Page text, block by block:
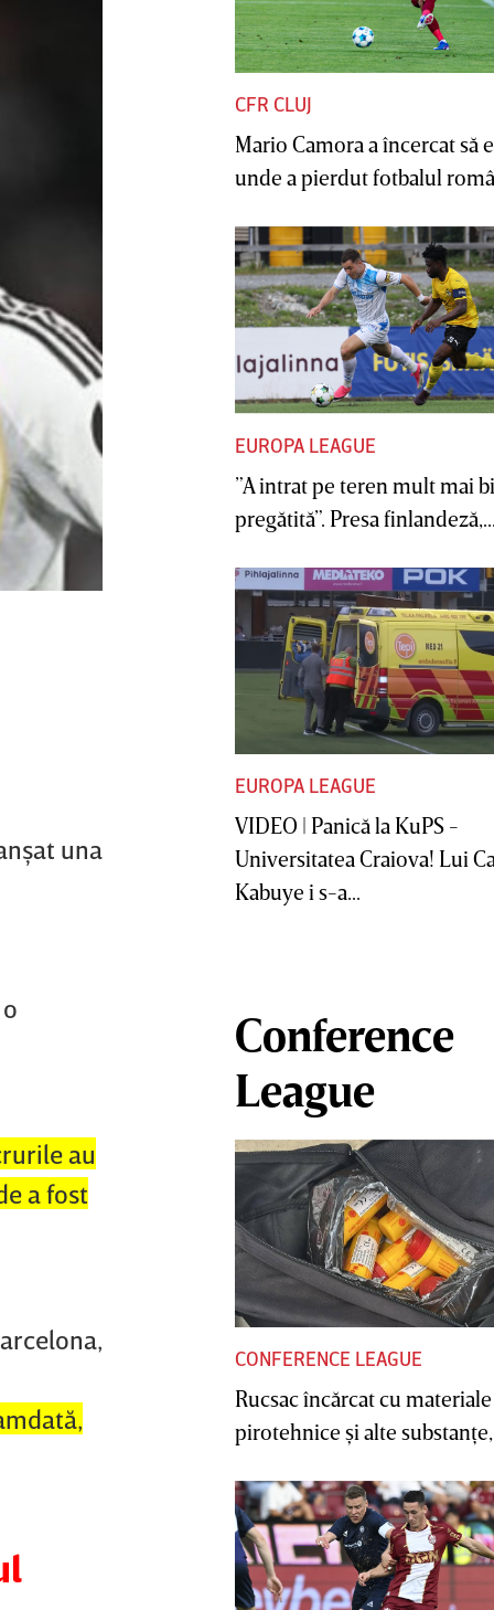
una
au
a fost
CFR CLUJ
Mario Camora a încercat să
unde a pierdut fotbalul
EUROPA LEAGUE
”A intrat pe teren mult mai
pregătită”. Presa
EUROPA LEAGUE
VIDEO | Panică la KuPS -
Universitatea Craiova! Lui
Kabuye i s-a...
Conference
League
CONFERENCE LEAGUE
Rucsac încărcat cu materiale
pirotehnice şi alte substanţe,